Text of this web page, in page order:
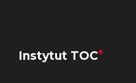
Instytut TOC+